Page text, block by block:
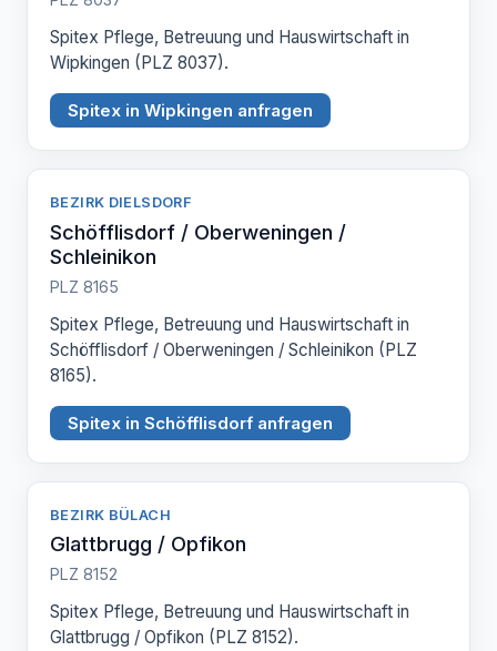
Spitex Pflege, Betreuung und Hauswirtschaft in
Wipkingen (PLZ 8037).
Spitex in Wipkingen anfragen
BEZIRK DIELSDORF
Schöfflisdorf / Oberweningen /
Schleinikon
PLZ 8165
Spitex Pflege, Betreuung und Hauswirtschaft in
Schöfflisdorf / Oberweningen / Schleinikon (PLZ
8165).
Spitex in Schöfflisdorf anfragen
BEZIRK BÜLACH
Glattbrugg / Opfikon
PLZ 8152
Spitex Pflege, Betreuung und Hauswirtschaft in
Glattbrugg / Opfikon (PLZ 8152).